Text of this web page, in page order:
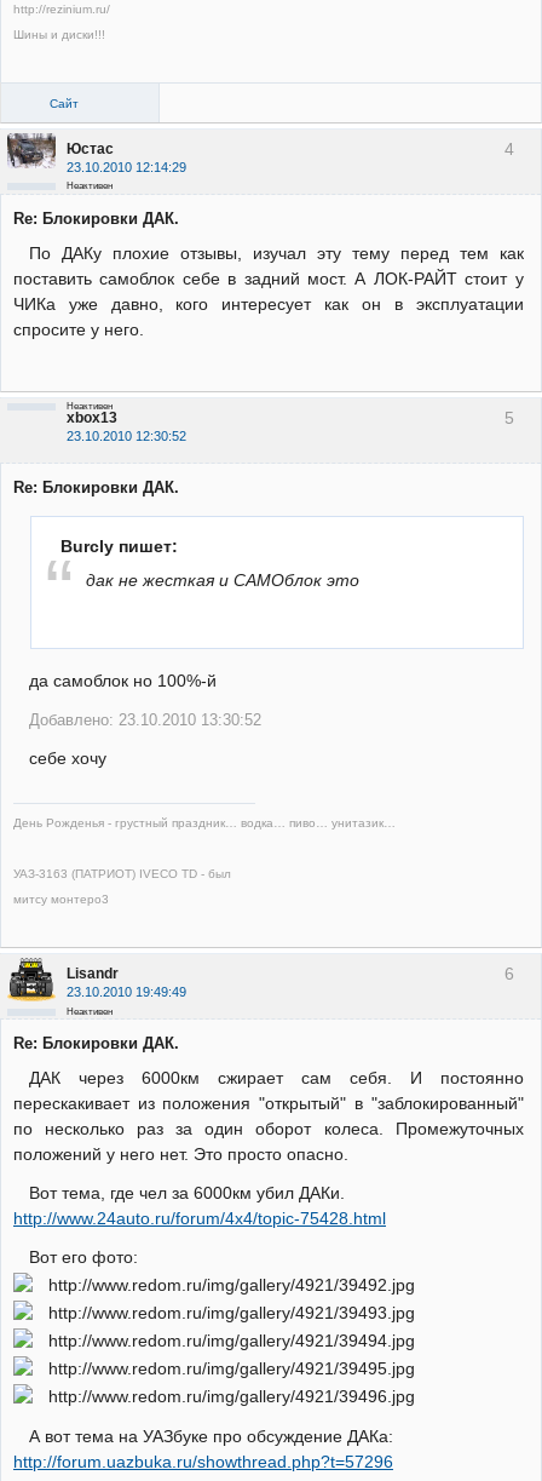
http://rezinium.ru/
Шины и диски!!!
Сайт
4
Юстас
23.10.2010 12:14:29
Неактивен
Re: Блокировки ДАК.
По ДАКу плохие отзывы, изучал эту тему перед тем как
поставить самоблок себе в задний мост. А ЛОК-РАЙТ стоит у
ЧИКа уже давно, кого интересует как он в эксплуатации
спросите у него.
5
xbox13
23.10.2010 12:30:52
Неактивен
Re: Блокировки ДАК.
Burcly пишет:
дак не жесткая и САМОблок это
да самоблок но 100%-й
Добавлено: 23.10.2010 13:30:52
себе хочу
День Рожденья - грустный праздник… водка… пиво… унитазик…
УАЗ-3163 (ПАТРИОТ) IVECO TD - был
митсу монтеро3
6
Lisandr
23.10.2010 19:49:49
Неактивен
Re: Блокировки ДАК.
ДАК через 6000км сжирает сам себя. И постоянно
перескакивает из положения "открытый" в "заблокированный"
по несколько раз за один оборот колеса. Промежуточных
положений у него нет. Это просто опасно.
Вот тема, где чел за 6000км убил ДАКи.
http://www.24auto.ru/forum/4x4/topic-75428.html
Вот его фото:
А вот тема на УАЗбуке про обсуждение ДАКа:
http://forum.uazbuka.ru/showthread.php?t=57296